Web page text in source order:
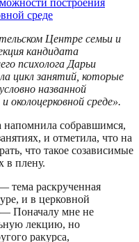
Центре семьи и
кандидата
психолога Дарьи
цикл занятий, которые
названной
среде».
напомнила собравшимся,
и отметила, что на
что такое созависимые
в плену.
раскрученная
и в церковной
— Поначалу мне не
лекцию, но
ракурса,